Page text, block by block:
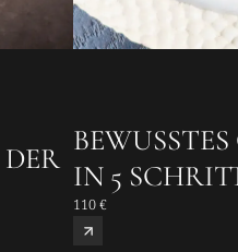
G IN 5
110 €